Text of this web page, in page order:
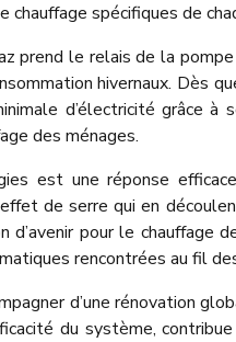
spécifiques de
prend le relais de la
hivernaux.
d’électricité grâce
des ménages.
est une réponse
de serre qui en
d’avenir pour le
rencontrées au fil
d’une rénovation
du système,